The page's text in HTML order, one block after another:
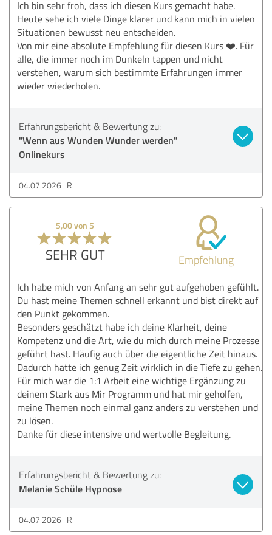
Ich bin sehr froh, dass ich diesen Kurs gemacht habe.
Heute sehe ich viele Dinge klarer und kann mich in vielen
Situationen bewusst neu entscheiden.
Von mir eine absolute Empfehlung für diesen Kurs ❤️. Für
alle, die immer noch im Dunkeln tappen und nicht
verstehen, warum sich bestimmte Erfahrungen immer
wieder wiederholen.
Erfahrungsbericht & Bewertung zu:
"Wenn aus Wunden Wunder werden"
Onlinekurs
04.07.2026 R.
5,00 von 5
SEHR GUT Empfehlung
Ich habe mich von Anfang an sehr gut aufgehoben gefühlt.
Du hast meine Themen schnell erkannt und bist direkt auf
den Punkt gekommen.
Besonders geschätzt habe ich deine Klarheit, deine
Kompetenz und die Art, wie du mich durch meine Prozesse
geführt hast. Häufig auch über die eigentliche Zeit hinaus.
Dadurch hatte ich genug Zeit wirklich in die Tiefe zu gehen.
Für mich war die 1:1 Arbeit eine wichtige Ergänzung zu
deinem Stark aus Mir Programm und hat mir geholfen,
meine Themen noch einmal ganz anders zu verstehen und
zu lösen.
Danke für diese intensive und wertvolle Begleitung.
Erfahrungsbericht & Bewertung zu:
Melanie Schüle Hypnose
04.07.2026 R.